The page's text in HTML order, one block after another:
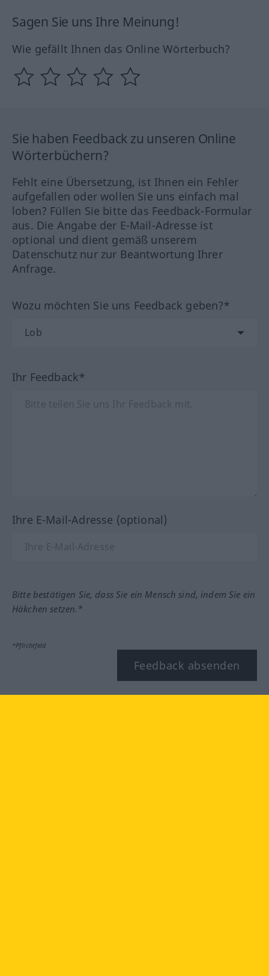
Sagen Sie uns Ihre Meinung!
Wie gefällt Ihnen das Online Wörterbuch?
Sie haben Feedback zu unseren Online
Wörterbüchern?
Fehlt eine Übersetzung, ist Ihnen ein Fehler
aufgefallen oder wollen Sie uns einfach mal
loben? Füllen Sie bitte das Feedback-Formular
aus. Die Angabe der E-Mail-Adresse ist
optional und dient gemäß unserem
Datenschutz nur zur Beantwortung Ihrer
Anfrage.
Wozu möchten Sie uns Feedback geben?*
Ihr Feedback*
Ihre E-Mail-Adresse (optional)
Bitte bestätigen Sie, dass Sie ein Mensch sind, indem Sie ein
Häkchen setzen.*
*Pflichtfeld
Feedback absenden